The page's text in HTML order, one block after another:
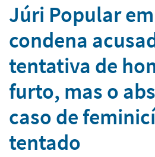
Notícias
Júri Popular
condena
tentativa de
furto, mas o
caso de
tentado